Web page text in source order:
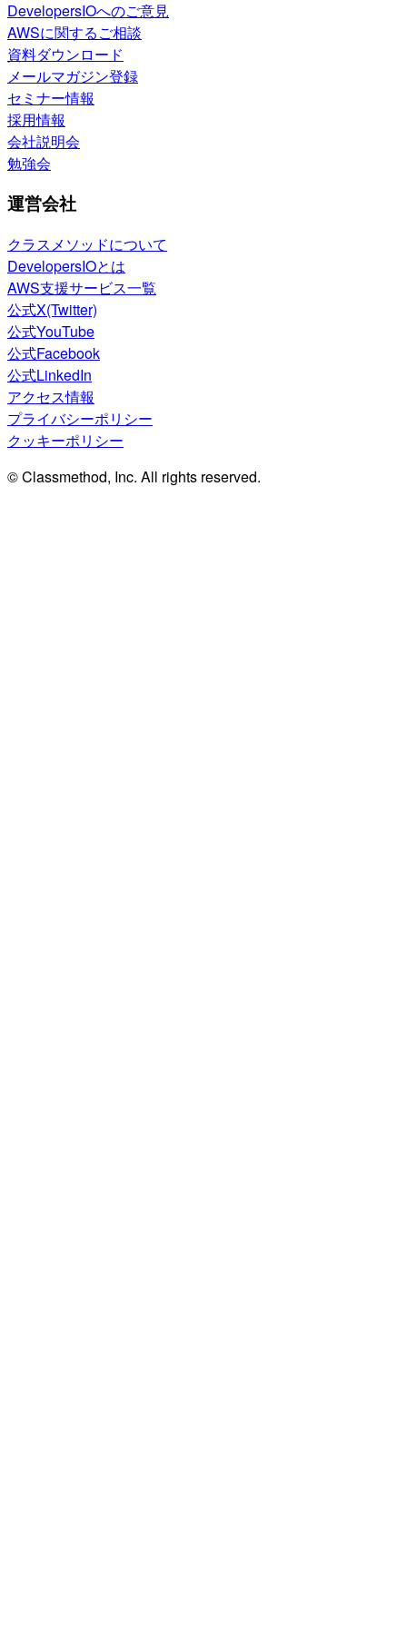
DevelopersIOへのご意見
AWSに関するご相談
資料ダウンロード
メールマガジン登録
セミナー情報
採用情報
会社説明会
勉強会
運営会社
クラスメソッドについて
DevelopersIOとは
AWS支援サービス一覧
公式X(Twitter)
公式YouTube
公式Facebook
公式LinkedIn
アクセス情報
プライバシーポリシー
クッキーポリシー
© Classmethod, Inc. All rights reserved.